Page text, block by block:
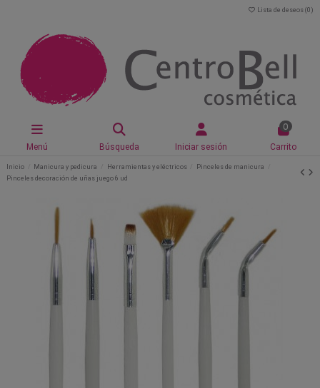
Lista de deseos (0 )
Menú Búsqueda Iniciar sesión
0
Carrito
Inicio Manicura y pedicura Herramientas y eléctricos
Pinceles de manicura
Pinceles decoración de uñas juego 6 ud